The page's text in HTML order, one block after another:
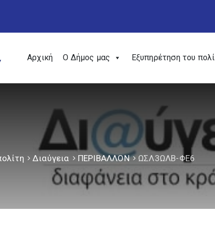
Αρχική Ο Δήμος μας Εξυπηρέτηση του
Διαύγεια ΠΕΡΙΒΑΛΛΟΝ ΩΣΛ3ΩΛΒ-ΦΕ6